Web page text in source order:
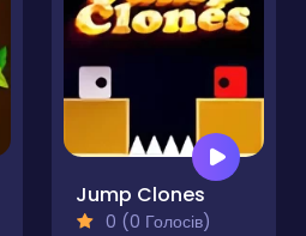
Jump Clones
0 (0 Голосів)